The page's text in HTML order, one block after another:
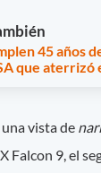
45 años
que aterrizó
vista de
Falcon 9, el